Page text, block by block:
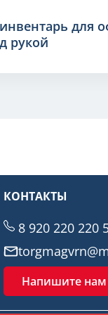
для
рукой
КОНТАКТЫ
8 920 220 220
Напишите нам